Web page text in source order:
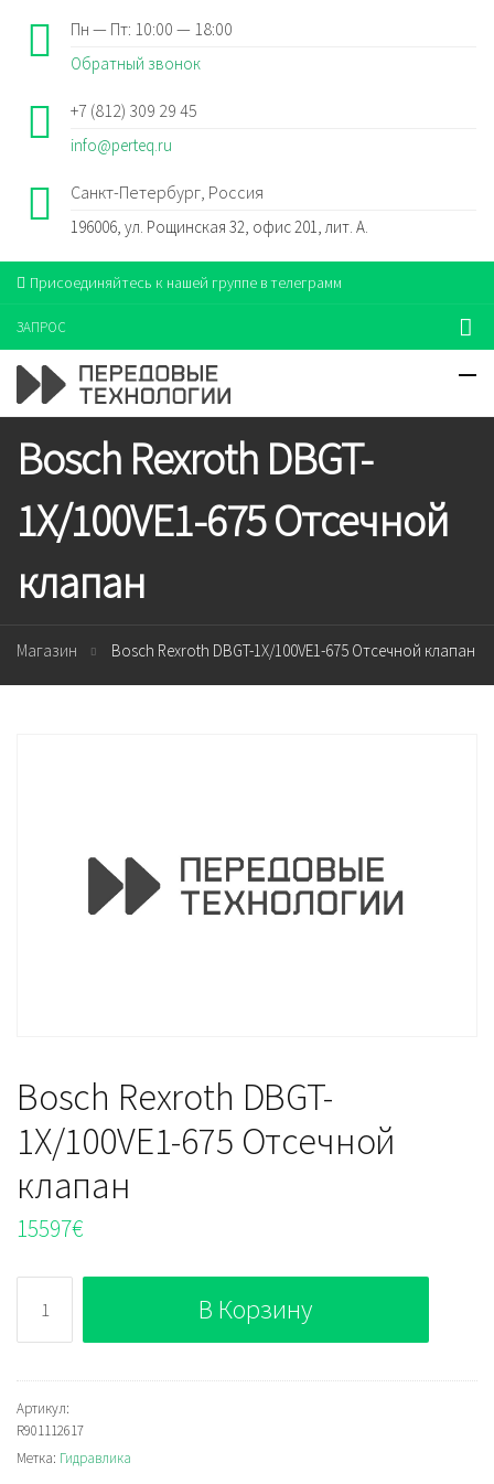
Пн — Пт: 10:00 — 18:00
Обратный звонок
+7 (812) 309 29 45
info@perteq.ru
Санкт-Петербург, Россия
196006, ул. Рощинская 32, офис 201, лит. А.
Присоединяйтесь к нашей группе в телеграмм
ЗАПРОС
Bosch Rexroth DBGT-
1X/100VE1-675 Отсечной
клапан
Магазин Bosch Rexroth DBGT-1X/100VE1-675 Отсечной клапан
Bosch Rexroth DBGT-
1X/100VE1-675 Отсечной
клапан
15597€
Bosch
Rexroth
DBGT-
1X/100VE1-
675
Отсечной
В Корзину
Артикул:
R901112617
Метка: Гидравлика